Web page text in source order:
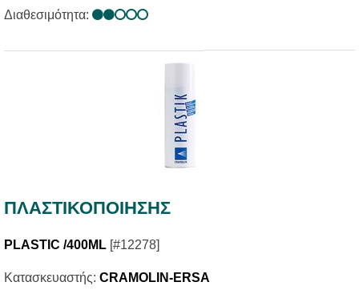
Διαθεσιμότητα:
ΠΛΑΣΤΙΚΟΠΟΙΗΣΗΣ
PLASTIC /400ML [#12278]
Κατασκευαστής: CRAMOLIN-ERSA